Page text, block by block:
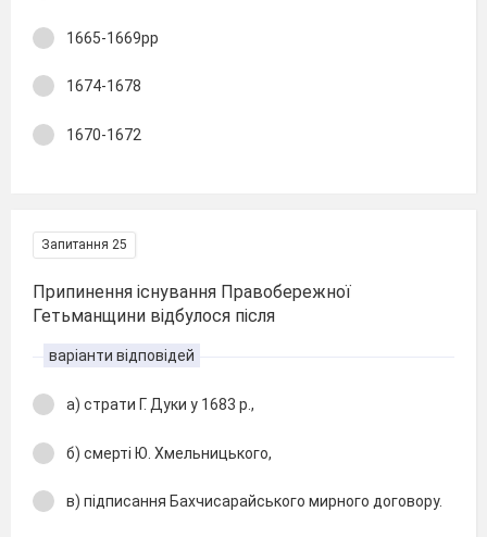
1665-1669рр
1674-1678
1670-1672
Запитання 25
Припинення існування Правобережної
Гетьманщини відбулося після
варіанти відповідей
а) страти Г. Дуки у 1683 р.,
б) смерті Ю. Хмельницького,
в) підписання Бахчисарайського мирного договору.